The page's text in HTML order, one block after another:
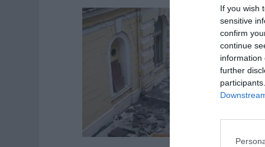
If you wish
sensitive
confirm
continue
information
further